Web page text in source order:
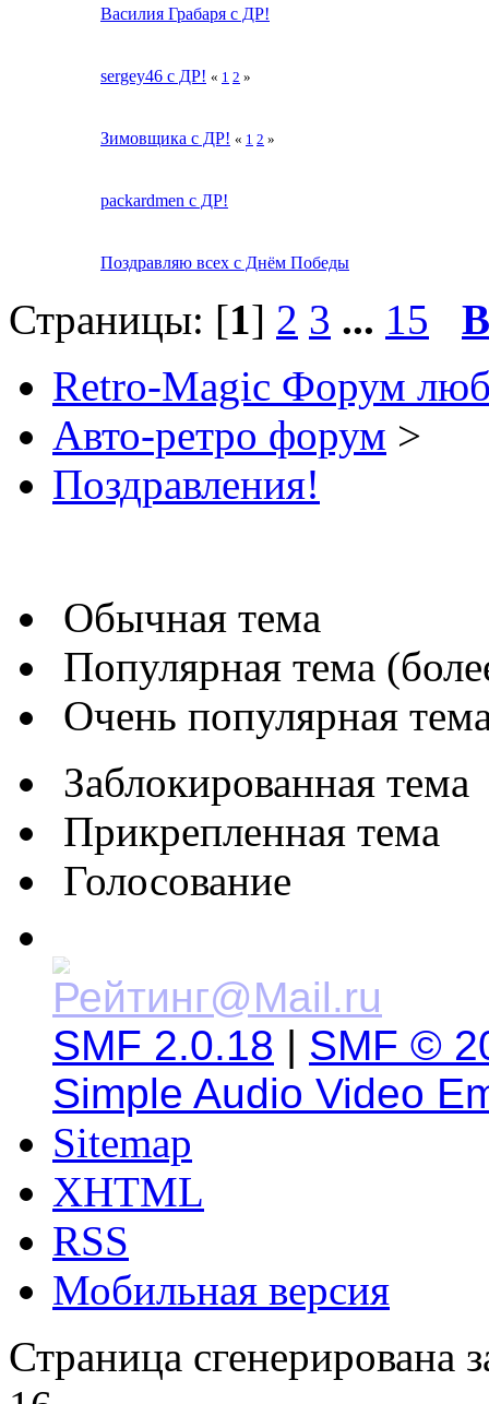
Василия Грабаря с ДР!
sergey46 с ДР! « 1 2 »
Зимовщика с ДР! « 1 2 »
packardmen с ДР!
Поздравляю всех с Днём Победы
Страницы: [1] 2 3 ... 15
Retro-Magic Форум
Авто-ретро форум >
Поздравления!
Обычная тема
Популярная тема
Очень популярная
Заблокированная тема
Прикрепленная тема
Голосование
SMF 2.0.18 | SMF ©
Simple Audio Video
Sitemap
XHTML
RSS
Мобильная версия
Страница сгенерирована